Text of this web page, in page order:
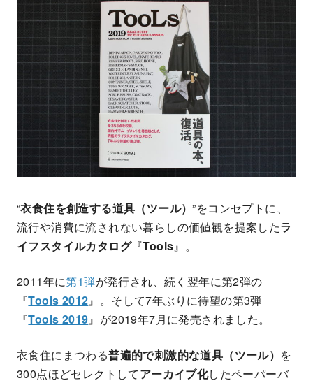
“衣食住を創造する道具（ツール）”をコンセプトに、
流行や消費に流されない暮らしの価値観を提案したラ
イフスタイルカタログ『Tools』。
2011年に第1弾が発行され、続く翌年に第2弾の
『Tools 2012』。そして7年ぶりに待望の第3弾
『Tools 2019』が2019年7月に発売されました。
衣食住にまつわる普遍的で刺激的な道具（ツール） を
300点ほどセレクトしてアーカイブ化したペーパーバ